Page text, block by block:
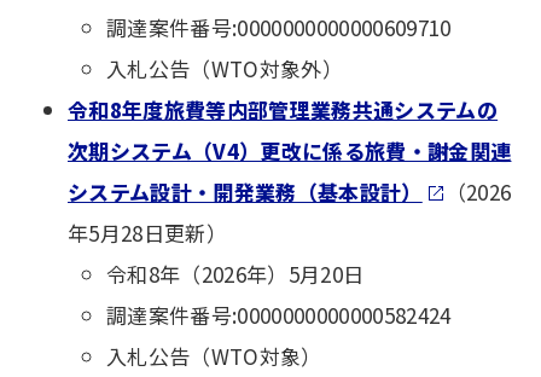
調達案件番号:0000000000000609710
入札公告（WTO対象外）
令和8年度旅費等内部管理業務共通システムの
次期システム（V4）更改に係る旅費・謝金関連
システム設計・開発業務（基本設計）
（2026
年5月28日更新）
令和8年（2026年）5月20日
調達案件番号:0000000000000582424
入札公告（WTO対象）